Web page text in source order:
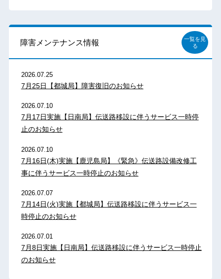
障害メンテナンス情報
一覧を見
る
2026.07.25
7月25日【都城局】障害復旧のお知らせ
2026.07.10
7月17日実施【日南局】伝送路移設に伴うサービス一時停
止のお知らせ
2026.07.10
7月16日(木)実施【鹿児島局】《緊急》伝送路設備改修工
事に伴うサービス一時停止のお知らせ
2026.07.07
7月14日(火)実施【都城局】伝送路移設に伴うサービス一
時停止のお知らせ
2026.07.01
7月8日実施【日南局】伝送路移設に伴うサービス一時停止
のお知らせ